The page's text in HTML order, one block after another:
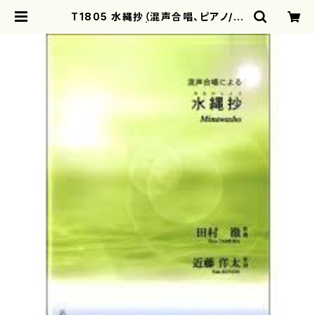
T1805 水縄抄（混声合唱、ピアノ/田